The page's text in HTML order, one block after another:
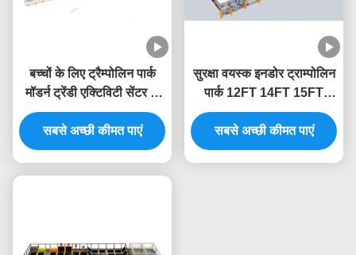
बच्चों के लिए ट्रैम्पोलिन पार्क
मॉडर्न ट्रेंडी एक्टिविटी सेंटर के
साथ 800 वर्ग मीटर का इनडोर
खेल का मैदान
सबसे अच्छी कीमत पाएं
सुरक्षा वयस्क इनडोर ट्राम्पोलिन
पार्क 12FT 14FT 15FT
इनडोर मॉल खेल का मैदान
उपकरण
सबसे अच्छी कीमत पाएं